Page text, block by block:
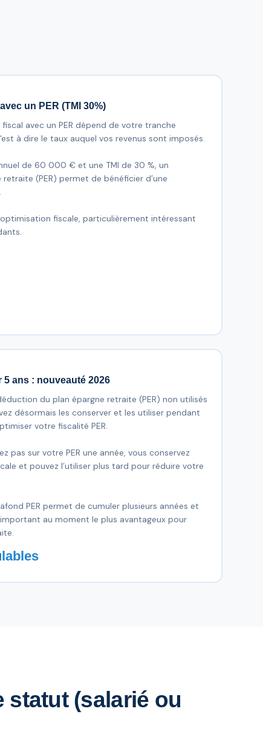
un PER (TMI 30%)
avec un PER dépend de votre tranche
à dire le taux auquel vos revenus sont imposés.
de 60 000 € et une TMI de 30 %, un
(PER) permet de bénéficier d’une
fiscale, particulièrement intéressant
ans : nouveauté 2026
du plan épargne retraite (PER) non utilisés
désormais les conserver et les utiliser pendant
votre fiscalité PER.
pas sur votre PER une année, vous conservez
et pouvez l’utiliser plus tard pour réduire votre
PER permet de cumuler plusieurs années et
au moment le plus avantageux pour
statut (salarié ou